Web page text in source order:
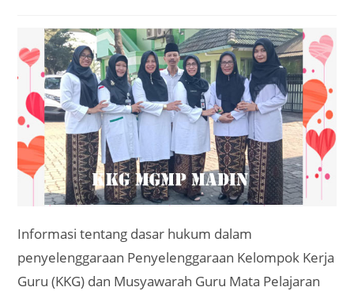
Informasi tentang dasar hukum dalam
penyelenggaraan Penyelenggaraan Kelompok Kerja
Guru (KKG) dan Musyawarah Guru Mata Pelajaran